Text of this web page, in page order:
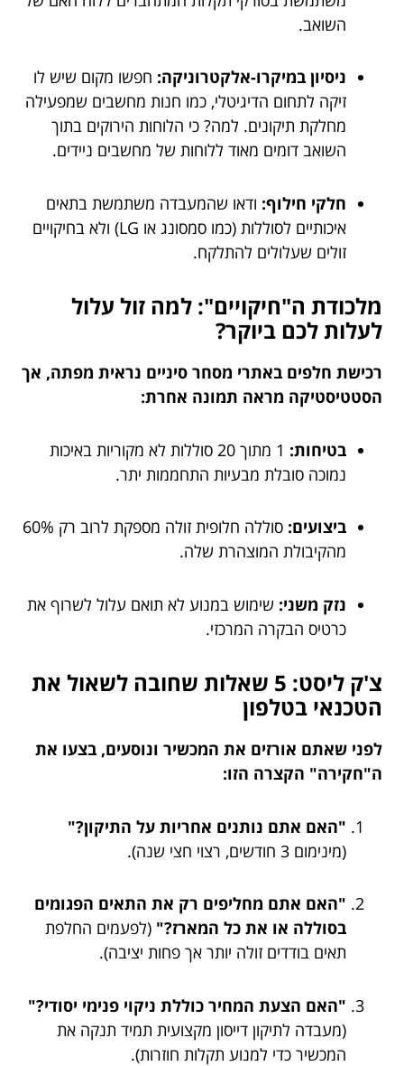
השואב.
ניסיון במיקרו-אלקטרוניקה: חפשו מקום שיש לו
זיקה לתחום הדיגיטלי, כמו חנות מחשבים שמפעילה
מחלקת תיקונים. למה? כי הלוחות הירוקים בתוך
השואב דומים מאוד ללוחות של מחשבים ניידים.
חלקי חילוף: ודאו שהמעבדה משתמשת בתאים
איכותיים לסוללות (כמו סמסונג או LG) ולא בחיקויים
זולים שעלולים להתלקח.
מלכודת ה"חיקויים": למה זול עלול
לעלות לכם ביוקר?
רכישת חלפים באתרי מסחר סיניים נראית מפתה, אך
הסטטיסטיקה מראה תמונה אחרת:
בטיחות:
1 מתוך 20 סוללות לא מקוריות באיכות
נמוכה סובלת מבעיות התחממות יתר.
ביצועים:
סוללה חלופית זולה מספקת לרוב רק 60%
מהקיבולת המוצהרת שלה.
נזק משני: שימוש במנוע לא תואם עלול לשרוף את
כרטיס הבקרה המרכזי.
צ'ק ליסט: 5 שאלות שחובה לשאול את
הטכנאי בטלפון
לפני שאתם אורזים את המכשיר ונוסעים, בצעו את
ה"חקירה" הקצרה הזו:
"האם אתם נותנים אחריות על התיקון?"
(מינימום 3 חודשים, רצוי חצי שנה).
"האם אתם מחליפים רק את התאים הפגומים
בסוללה או את כל המארז?" (לפעמים החלפת
תאים בודדים זולה יותר אך פחות יציבה).
"האם הצעת המחיר כוללת ניקוי פנימי יסודי?"
(מעבדה לתיקון דייסון מקצועית תמיד תנקה את
המכשיר כדי למנוע תקלות חוזרות).